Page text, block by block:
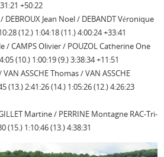
+50:22
DEBROUX Jean Noel / DEBANDT Véronique
(12.) 1:04:18 (11.) 4:00:24 +33:41
/ CAMPS Olivier / POUZOL Catherine One
(10.) 1:00:19 (9.) 3:38:34 +11:51
ASSCHE Thomas / VAN ASSCHE
(13.) 2:41:26 (14.) 1:05:26 (12.) 4:26:23
Martine / PERRINE Montagne RAC-Tri-
(15.) 1:10:46 (13.) 4:38:31